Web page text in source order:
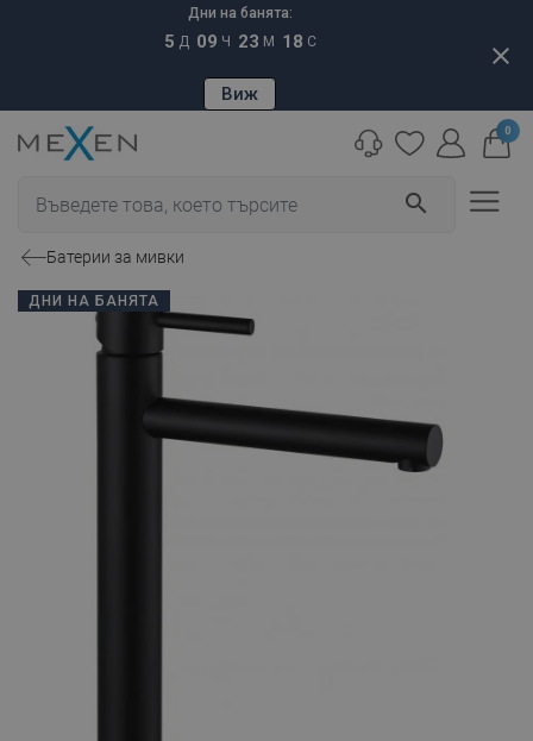
Дни на банята:
5 Д 09 Ч 23 М 17 С
Виж
close
search
0
Батерии за мивки
ДНИ НА БАНЯТА